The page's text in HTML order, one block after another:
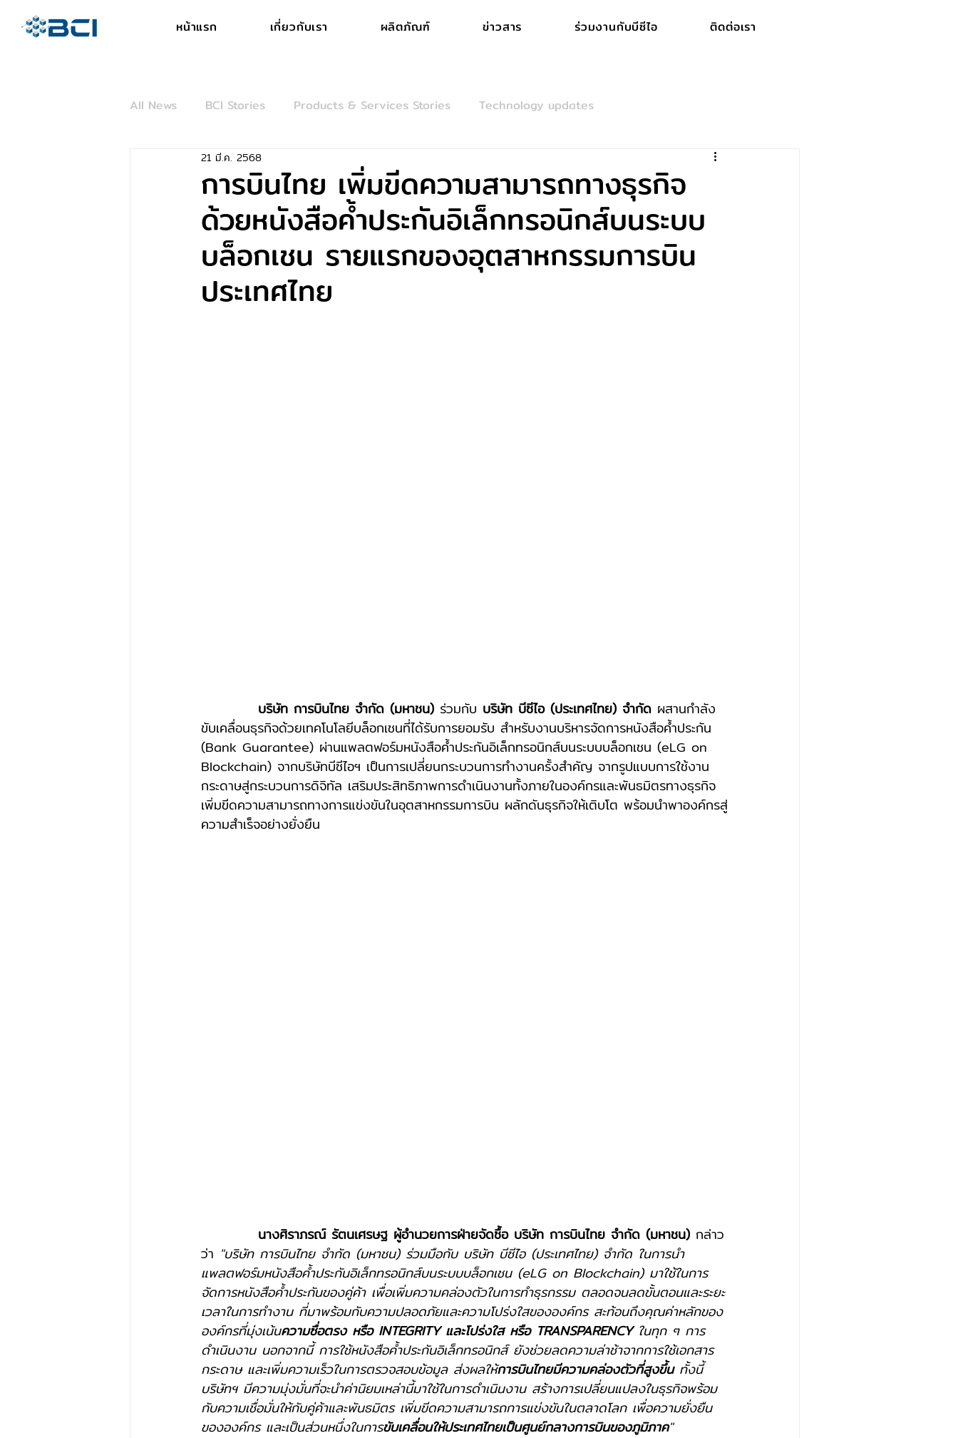
หน้าแรก เกี่ยวกับเรา ผลิตภัณฑ์ ข่าวสาร ร่วมงานกับบีซีไอ ติดต่อเรา
All News BCI Stories Products & Services Stories Technology updates
การบินไทย เพิ่มขีดความสามารถทางธุรกิจ
ด้วยหนังสือค้ำประกันอิเล็กทรอนิกส์บนระบบ
บล็อกเชน รายแรกของอุตสาหกรรมการบิน
ประเทศไทย
21 มี.ค. 2568
บริษัท การบินไทย จำกัด (มหาชน) ร่วมกับ บริษัท บีซีไอ (ประเทศไทย) จำกัด ผสานกำลัง
ขับเคลื่อนธุรกิจด้วยเทคโนโลยีบล็อกเชนที่ได้รับการยอมรับ สำหรับงานบริหารจัดการหนังสือค้ำประกัน
(Bank Guarantee) ผ่านแพลตฟอร์มหนังสือค้ำประกันอิเล็กทรอนิกส์บนระบบบล็อกเชน (eLG on
Blockchain) จากบริษัทบีซีไอฯ เป็นการเปลี่ยนกระบวนการทำงานครั้งสำคัญ จากรูปแบบการใช้งาน
กระดาษสู่กระบวนการดิจิทัล เสริมประสิทธิภาพการดำเนินงานทั้งภายในองค์กรและพันธมิตรทางธุรกิจ
เพิ่มขีดความสามารถทางการแข่งขันในอุตสาหกรรมการบิน ผลักดันธุรกิจให้เติบโต พร้อมนำพาองค์กรสู่
ความสำเร็จอย่างยั่งยืน
นางศิราภรณ์ รัตนเศรษฐ ผู้อำนวยการฝ่ายจัดซื้อ บริษัท การบินไทย จำกัด (มหาชน) กล่าว
ว่า "บริษัท การบินไทย จำกัด (มหาชน) ร่วมมือกับ บริษัท บีซีไอ (ประเทศไทย) จำกัด ในการนำ
แพลตฟอร์มหนังสือค้ำประกันอิเล็กทรอนิกส์บนระบบบล็อกเชน (eLG on Blockchain) มาใช้ในการ
จัดการหนังสือค้ำประกันของคู่ค้า เพื่อเพิ่มความคล่องตัวในการทำธุรกรรม ตลอดจนลดขั้นตอนและระยะ
เวลาในการทำงาน ที่มาพร้อมกับความปลอดภัยและความโปร่งใสขององค์กร สะท้อนถึงคุณค่าหลักของ
องค์กรที่มุ่งเน้นความซื่อตรง หรือ INTEGRITY และโปร่งใส หรือ TRANSPARENCY ในทุก ๆ การ
ดำเนินงาน นอกจากนี้ การใช้หนังสือค้ำประกันอิเล็กทรอนิกส์ ยังช่วยลดความล่าช้าจากการใช้เอกสาร
กระดาษ และเพิ่มความเร็วในการตรวจสอบข้อมูล ส่งผลให้การบินไทยมีความคล่องตัวที่สูงขึ้น ทั้งนี้
บริษัทฯ มีความมุ่งมั่นที่จะนำค่านิยมเหล่านี้มาใช้ในการดำเนินงาน สร้างการเปลี่ยนแปลงในธุรกิจพร้อม
กับความเชื่อมั่นให้กับคู่ค้าและพันธมิตร เพิ่มขีดความสามารถการแข่งขันในตลาดโลก เพื่อความยั่งยืน
ขององค์กร และเป็นส่วนหนึ่งในการขับเคลื่อนให้ประเทศไทยเป็นศูนย์กลางการบินของภูมิภาค"